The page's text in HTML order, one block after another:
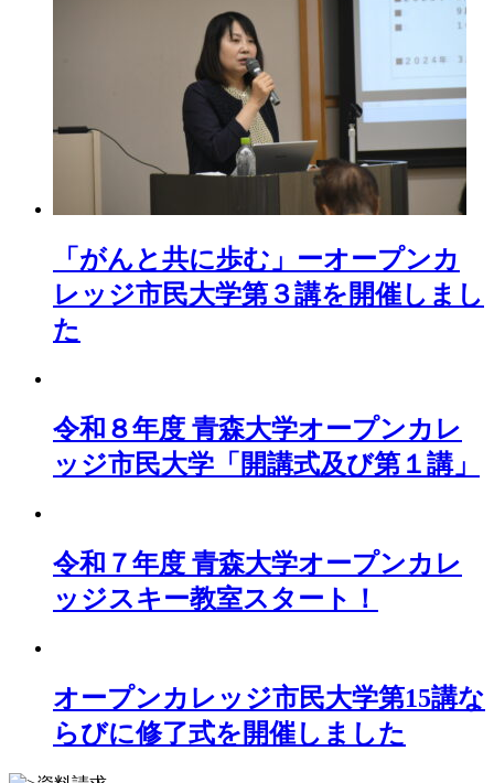
「がんと共に歩む」ーオープンカ
レッジ市民大学第３講を開催しまし
た
令和８年度 青森大学オープンカレ
ッジ市民大学「開講式及び第１講」
令和７年度 青森大学オープンカレ
ッジスキー教室スタート！
オープンカレッジ市民大学第15講な
らびに修了式を開催しました